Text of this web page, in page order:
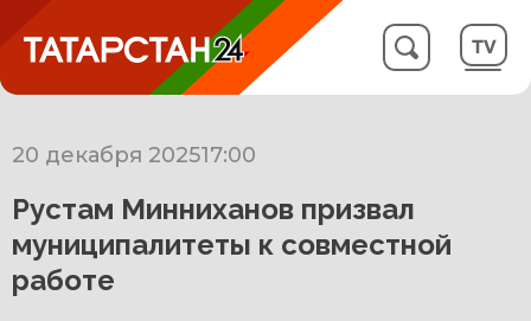
20 декабря 202517:00
Рустам Минниханов призвал
муниципалитеты к совместной
работе